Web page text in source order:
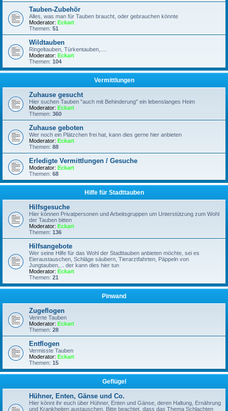
Tauben-Zubehör
Alles, was man für Tauben braucht, oder gebrauchen könnte
Moderator: Eckart
Themen: 51
Wildtauben
Ringeltauben, Türkentauben,....
Moderator: Eckart
Themen: 104
Vermittlungen
Zuhause gesucht
Hier suchen Tauben "auch mit Behinderung" ein lebenslanges Heim
Moderator: Eckart
Themen: 360
Zuhause geboten
Wer noch ein Plätzchen frei hat, kann dies gerne hier anbieten
Moderator: Eckart
Themen: 88
Erledigte Vermittlungen / Gesuche
Moderator: Eckart
Themen: 68
Hilfe für Stadttauben
Hilfsgesuche
Hier können Privatpersonen und Arbeitsgruppen um Unterstützung zum Wohl
der Tauben bitten
Moderator: Eckart
Themen: 136
Hilfsangebote
Wer seine Hilfe für das Wohl der Stadttauben anbieten möchte, sei es
Eieraustauschen, Schläge säubern, Tierarztfahrten, Päppeln von
Jungtauben,... der kann dies hier tun
Moderator: Eckart
Themen: 21
Pinwand
Zugeflogen
Verirrte Tauben
Moderator: Eckart
Themen: 28
Entflogen
Vermisste Tauben
Moderator: Eckart
Themen: 15
Geflügel
Hühner, Enten, Gänse und Co.
Hier könnt ihr euch über Hühner, Enten und Gänse, deren Haltung, Ernährung
und Krankheiten austauschen. Bitte beachtet, dass das Thema Schlachten